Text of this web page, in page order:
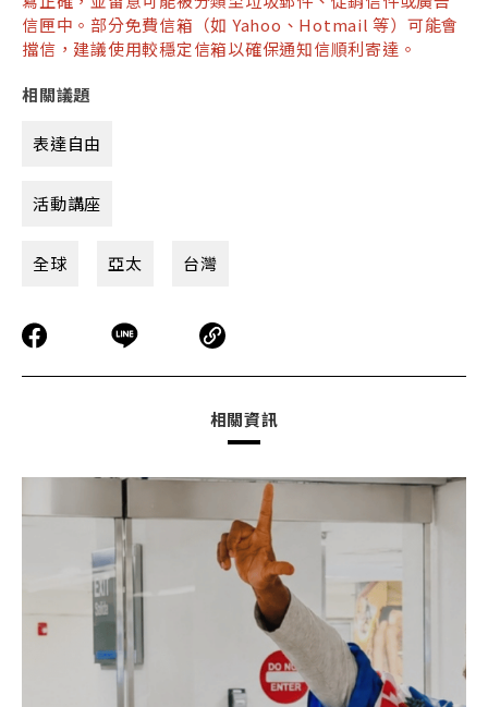
信匣中。部分免費信箱（如 Yahoo、Hotmail 等）可能會
擋信，建議使用較穩定信箱以確保通知信順利寄達。
相關議題
表達自由
活動講座
全球 亞太 台灣
相關資訊